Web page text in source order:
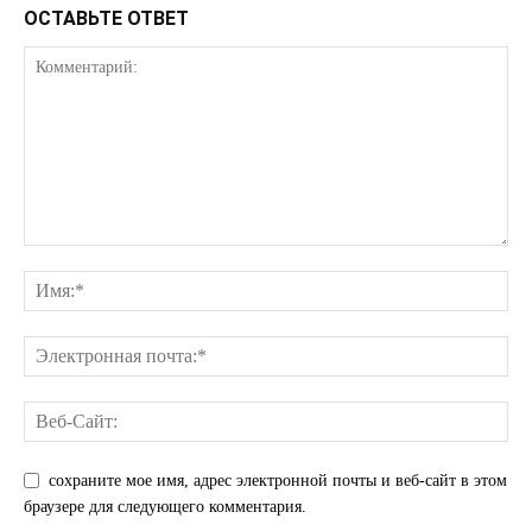
Контакты
ОСТАВЬТЕ ОТВЕТ
сохраните мое имя, адрес электронной почты и веб-сайт в этом
браузере для следующего комментария.